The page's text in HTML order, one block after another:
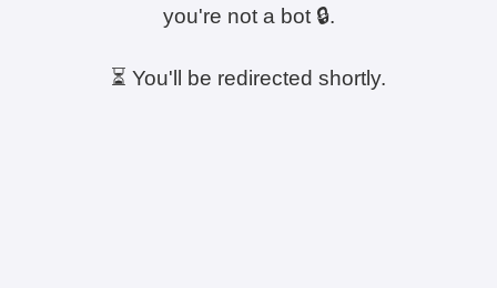
you're not a bot 🔒.
⏳ You'll be redirected shortly.